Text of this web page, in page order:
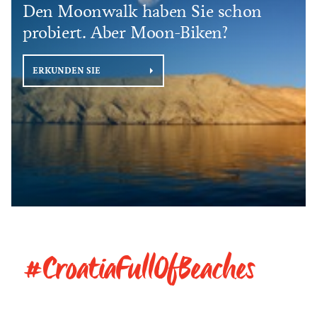
Den Moonwalk haben Sie schon
probiert. Aber Moon-Biken?
ERKUNDEN SIE
#CroatiaFullOfBeaches